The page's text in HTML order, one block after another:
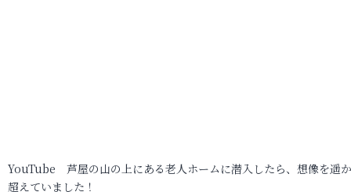
YouTube 芦屋の山の上にある老人ホームに潜入したら、想像を遥
超えていました！